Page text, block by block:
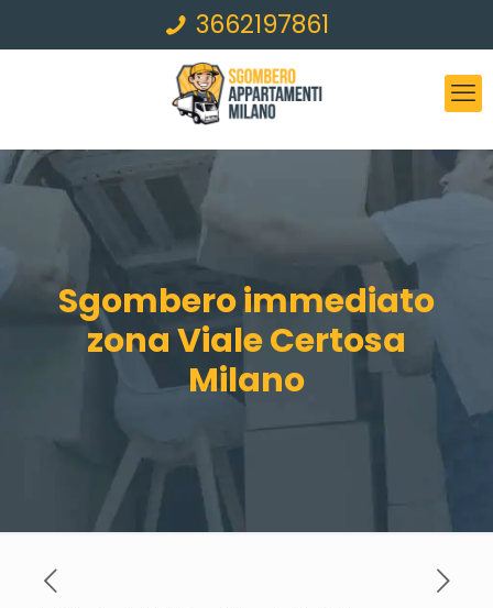
3662197861
Sgombero immediato
zona Viale Certosa
Milano